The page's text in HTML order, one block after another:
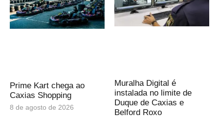
Prime Kart chega ao
Caxias Shopping
8 de agosto de 2026
Muralha Digital é
instalada no limite de
Duque de Caxias e
Belford Roxo